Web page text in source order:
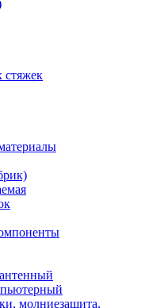
стяжек
молниезащита,